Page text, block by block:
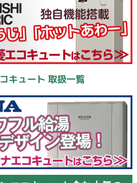
キュート 取扱一覧